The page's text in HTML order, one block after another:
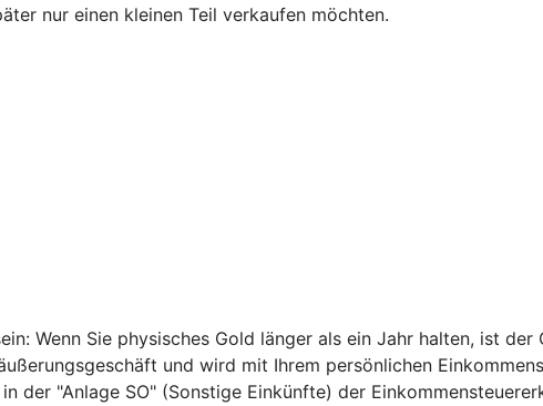
nur einen kleinen Teil verkaufen möchten.
Wenn Sie physisches Gold länger als ein Jahr halten, ist
und wird mit Ihrem persönlichen
der "Anlage SO" (Sonstige Einkünfte) der